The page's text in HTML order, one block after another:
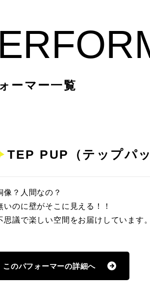
ーマー一覧
TEP PUP（テップパッ
像？人間なの？
いのに壁がそこに見える！！
思議で楽しい空間をお届けしています。
このパフォーマーの詳細へ